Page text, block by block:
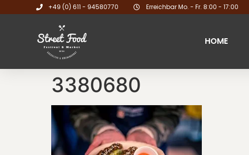
+49 (0) 611 - 94580770 Erreichbar Mo. - Fr. 8:00 - 17:00
HOME
3380680